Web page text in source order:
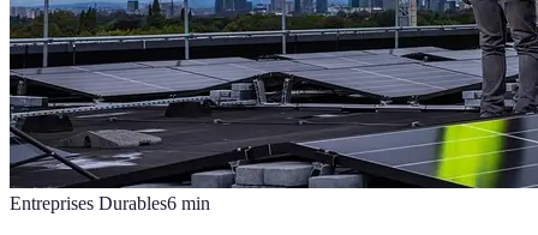
Entreprises Durables6 min